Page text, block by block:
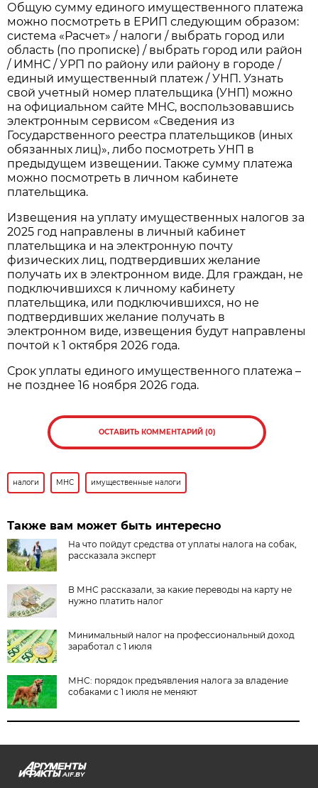
Общую сумму единого имущественного платежа
можно посмотреть в ЕРИП следующим образом:
система «Расчет» / налоги / выбрать город или
область (по прописке) / выбрать город или район
/ ИМНС / УРП по району или району в городе /
единый имущественный платеж / УНП. Узнать
свой учетный номер плательщика (УНП) можно
на официальном сайте МНС, воспользовавшись
электронным сервисом «Сведения из
Государственного реестра плательщиков (иных
обязанных лиц)», либо посмотреть УНП в
предыдущем извещении. Также сумму платежа
можно посмотреть в личном кабинете
плательщика.
Извещения на уплату имущественных налогов за
2025 год направлены в личный кабинет
плательщика и на электронную почту
физических лиц, подтвердивших желание
получать их в электронном виде. Для граждан, не
подключившихся к личному кабинету
плательщика, или подключившихся, но не
подтвердивших желание получать в
электронном виде, извещения будут направлены
почтой к 1 октября 2026 года.
Срок уплаты единого имущественного платежа –
не позднее 16 ноября 2026 года.
ОСТАВИТЬ КОММЕНТАРИЙ (0)
налоги МНС имущественные налоги
Также вам может быть интересно
На что пойдут средства от уплаты налога на собак,
рассказала эксперт
В МНС рассказали, за какие переводы на карту не
нужно платить налог
Минимальный налог на профессиональный доход
заработал с 1 июля
МНС: порядок предъявления налога за владение
собаками с 1 июля не меняют
AIF.BY